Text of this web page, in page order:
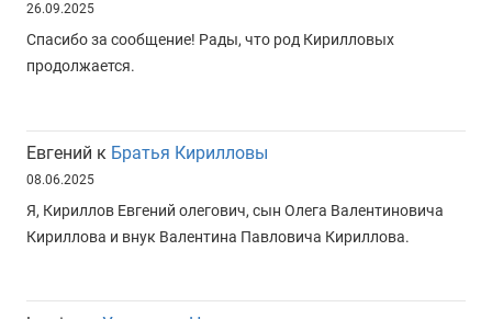
26.09.2025
Спасибо за сообщение! Рады, что род Кирилловых
продолжается.
Евгений к Братья Кирилловы
08.06.2025
Я, Кириллов Евгений олегович, сын Олега Валентиновича
Кириллова и внук Валентина Павловича Кириллова.